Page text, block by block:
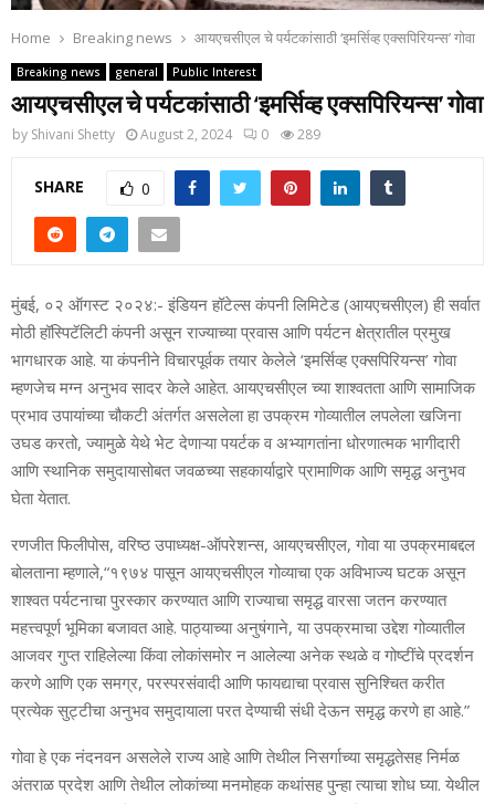
Home Breaking news आयएचसीएल चे पर्यटकांसाठी ‘इमर्सिव्ह एक्सपिरियन्स’ गोवा
Breaking news general Public Interest
आयएचसीएल चे पर्यटकांसाठी ‘इमर्सिव्ह एक्सपिरियन्स’ गोवा
by Shivani Shetty August 2, 2024 0 289
SHARE 0
मुंबई, ०२ ऑगस्ट २०२४:- इंडियन हॉटेल्स कंपनी लिमिटेड (आयएचसीएल) ही सर्वात
मोठी हॉस्पिटॅलिटी कंपनी असून राज्याच्या प्रवास आणि पर्यटन क्षेत्रातील प्रमुख
भागधारक आहे. या कंपनीने विचारपूर्वक तयार केलेले ‘इमर्सिव्ह एक्सपिरियन्स’ गोवा
म्हणजेच मग्न अनुभव सादर केले आहेत. आयएचसीएल च्या शाश्वतता आणि सामाजिक
प्रभाव उपायांच्या चौकटी अंतर्गत असलेला हा उपक्रम गोव्यातील लपलेला खजिना
उघड करतो, ज्यामुळे येथे भेट देणाऱ्या पयर्टक व अभ्यागतांना धोरणात्मक भागीदारी
आणि स्थानिक समुदायासोबत जवळच्या सहकार्याद्वारे प्रामाणिक आणि समृद्ध अनुभव
घेता येतात.
रणजीत फिलीपोस, वरिष्ठ उपाध्यक्ष-ऑपरेशन्स, आयएचसीएल, गोवा या उपक्रमाबद्दल
बोलताना म्हणाले,“१९७४ पासून आयएचसीएल गोव्याचा एक अविभाज्य घटक असून
शाश्वत पर्यटनाचा पुरस्कार करण्यात आणि राज्याचा समृद्ध वारसा जतन करण्यात
महत्त्वपूर्ण भूमिका बजावत आहे. पाठ्याच्या अनुषंगाने, या उपक्रमाचा उद्देश गोव्यातील
आजवर गुप्त राहिलेल्या किंवा लोकांसमोर न आलेल्या अनेक स्थळे व गोष्टींचे प्रदर्शन
करणे आणि एक समग्र, परस्परसंवादी आणि फायद्याचा प्रवास सुनिश्चित करीत
प्रत्येक सुट्टीचा अनुभव समुदायाला परत देण्याची संधी देऊन समृद्ध करणे हा आहे.”
गोवा हे एक नंदनवन असलेले राज्य आहे आणि तेथील निसर्गाच्या समृद्धतेसह निर्मळ
अंतराळ प्रदेश आणि तेथील लोकांच्या मनमोहक कथांसह पुन्हा त्याचा शोध घ्या. येथील